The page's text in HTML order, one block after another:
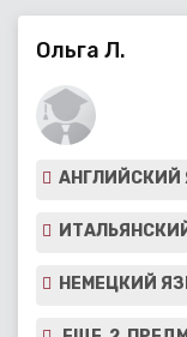
Ольга Л.
АНГЛИЙСКИЙ
НЕМЕЦКИЙ